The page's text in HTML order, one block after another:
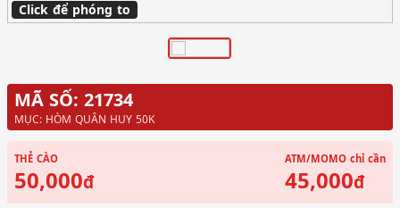
Click để phóng to
MÃ SỐ: 21734
MỤC: HÒM QUÂN HUY 50K
THẺ CÀO
50,000đ
ATM/MOMOchỉ cần
45,000đ